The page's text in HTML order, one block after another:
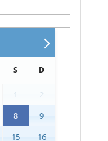
S D
1
2
8
9
15
16